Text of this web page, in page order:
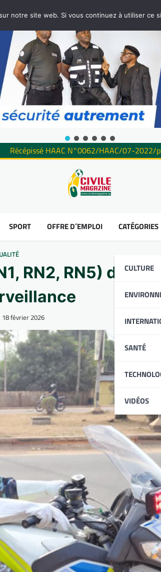
Récépissé HAAC N°0062/HAAC/07-2022/
SPORT OFFRE D´EMPLOI CATÉGORIES
CULTURE
SANTÉ
VIDÉOS
RN2, RN5)
18 février 2026
notre site web. Si vous continuez à utiliser ce